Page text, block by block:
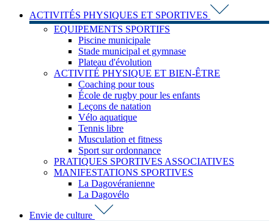
ACTIVITÉS PHYSIQUES ET SPORTIVES
EQUIPEMENTS SPORTIFS
Piscine municipale
Stade municipal et gymnase
Plateau d'évolution
ACTIVITÉ PHYSIQUE ET BIEN-ÊTRE
Coaching pour tous
École de rugby pour les enfants
Leçons de natation
Vélo aquatique
Tennis libre
Musculation et fitness
Sport sur ordonnance
PRATIQUES SPORTIVES ASSOCIATIVES
MANIFESTATIONS SPORTIVES
La Dagovéranienne
La Dagovélo
Envie de culture